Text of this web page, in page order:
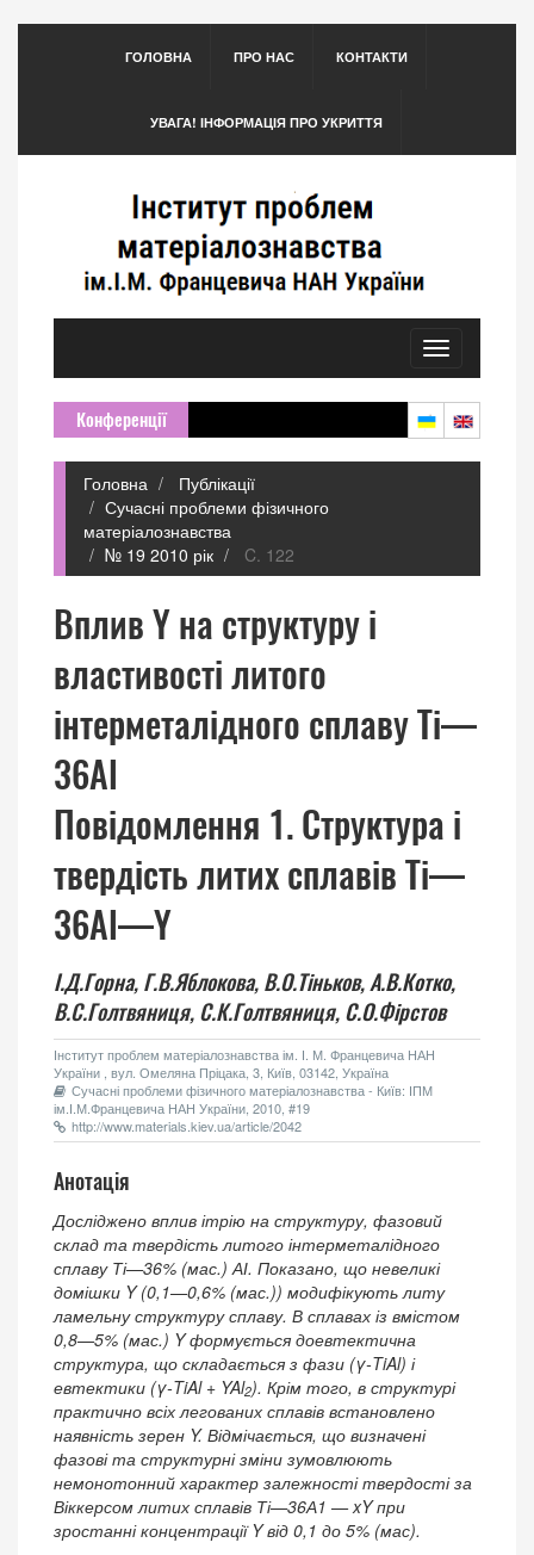
ГОЛОВНА ПРО НАС КОНТАКТИ
УВАГА! ІНФОРМАЦІЯ ПРО УКРИТТЯ
Toggle
navigation
Конференції
Головна
Публікації
Сучасні проблеми фізичного
матеріалознавства
№ 19 2010 рік
C. 122
Вплив Y на структуру і
властивості литого
інтерметалідного сплаву Ті—
36Аl
Повідомлення 1. Структура і
твердість литих сплавів Ті—
36Аl—Y
І.Д.Горна, Г.В.Яблокова, В.О.Тіньков, А.В.Котко,
В.С.Голтвяниця, С.К.Голтвяниця, С.О.Фірстов
Інститут проблем матеріалознавства ім. І. М. Францевича НАН
України , вул. Омеляна Пріцака, 3, Київ, 03142, Україна
Сучасні проблеми фізичного матеріалознавства - Київ: ІПМ
ім.І.М.Францевича НАН України, 2010, #19
http://www.materials.kiev.ua/article/2042
Анотація
Досліджено вплив ітрію на структуру, фазовий
склад та твердість литого інтерметалідного
сплаву Ті—36% (мас.) АІ. Показано, що невеликі
домішки Y (0,1—0,6% (мас.)) модифікують литу
ламельну структуру сплаву. В сплавах із вмістом
0,8—5% (мас.) Y формується доевтектична
структура, що складається з фази (γ-TiAl) і
евтектики (γ-TiAl + YAl2). Крім того, в структурі
практично всіх легованих сплавів встановлено
наявність зерен Y. Відмічається, що визначені
фазові та структурні зміни зумовлюють
немонотонний характер залежності твердості за
Віккерсом литих сплавів Ті—36А1 — xY при
зростанні концентрації Y від 0,1 до 5% (мас).